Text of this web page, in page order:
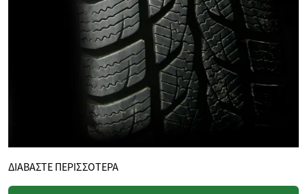
ΔΙΑΒΑΣΤΕ ΠΕΡΙΣΣΟΤΕΡΑ